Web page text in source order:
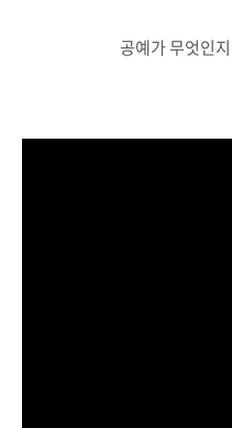
공예가무엇인지